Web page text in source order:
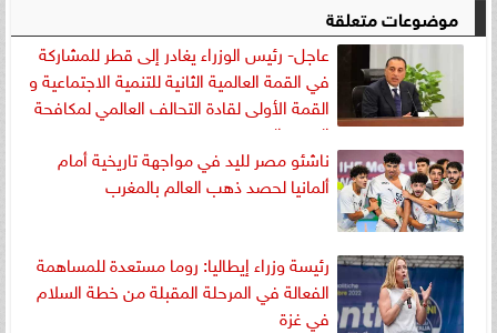
موضوعات متعلقة
عاجل- رئيس الوزراء يغادر إلى قطر للمشاركة
في القمة العالمية الثانية للتنمية الاجتماعية و
القمة الأولى لقادة التحالف العالمي لمكافحة
الفقر والجوع
ناشئو مصر لليد في مواجهة تاريخية أمام
ألمانيا لحصد ذهب العالم بالمغرب
رئيسة وزراء إيطاليا: روما مستعدة للمساهمة
الفعالة في المرحلة المقبلة من خطة السلام
في غزة